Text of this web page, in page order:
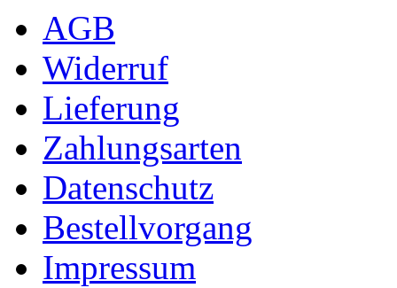
AGB
Widerruf
Lieferung
Zahlungsarten
Datenschutz
Bestellvorgang
Impressum